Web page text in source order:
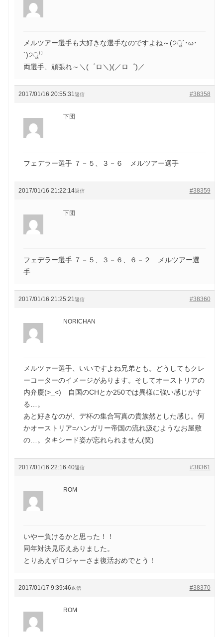
メルツアー選手も大好きな選手なのですよね～(੭ु´･ω･
`)੭ु⁾⁾
両選手、頑張れ～＼(゜ロ＼)(／ロ゜)／
2017/01/16 20:55:31 #38358
返信
下団
フェデラー選手 ７－５、３－６ メルツアー選手
2017/01/16 21:22:14 #38359
返信
下団
フェデラー選手 ７－５、３－６、６－２ メルツアー選
手
2017/01/16 21:25:21 #38360
返信
NORICHAN
メルツァー選手、いいですよね兄弟とも。どうしてもクレ
ーコーターのイメージがあります。そしてオーストリアの
内弁慶(>_<) 自国のCHとか250では異様に強い感じがす
る…。
あと好きなのが、デ杯の集合写真の貴族然とした感じ。何
かオーストリア=ハンガリー帝国の流れ汲むようなお屋敷
の…。タキシード姿が忘れられません(笑)
2017/01/16 22:16:40 #38361
返信
ROM
いやー負けるかと思った！！
同年対決見応えありました。
とりあえずロジャーさま復活おめでとう！
2017/01/17 9:39:46 #38370
返信
ROM